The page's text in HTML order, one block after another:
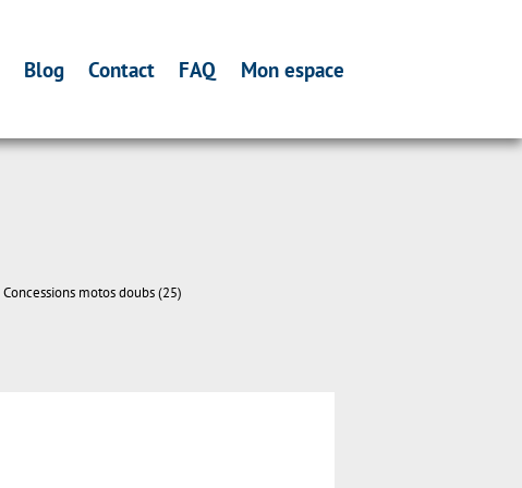
Blog Contact FAQ Mon espace
Concessions motos doubs (25)